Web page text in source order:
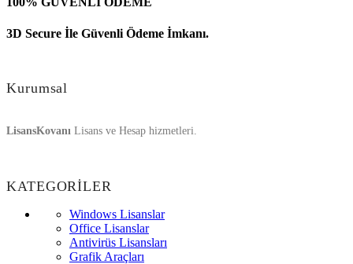
3D Secure İle Güvenli Ödeme İmkanı.
Kurumsal
LisansKovanı Lisans ve Hesap hizmetleri.
KATEGORİLER
Windows Lisanslar
Office Lisanslar
Antivirüs Lisansları
Grafik Araçları